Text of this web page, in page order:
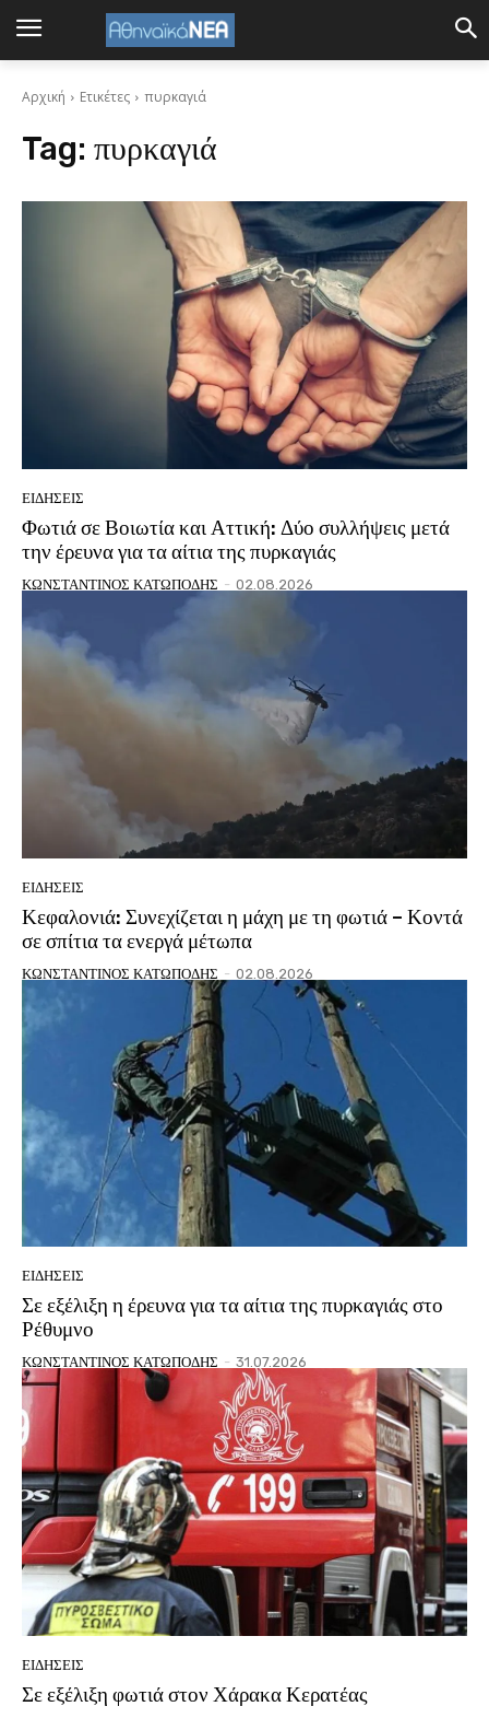
Αρχική Ετικέτες πυρκαγιά
Tag: πυρκαγιά
ΕΙΔΗΣΕΙΣ
Φωτιά σε Βοιωτία και Αττική: Δύο συλλήψεις μετά
την έρευνα για τα αίτια της πυρκαγιάς
ΚΩΝΣΤΑΝΤΙΝΟΣ ΚΑΤΩΠΟΔΗΣ - 02.08.2026
ΕΙΔΗΣΕΙΣ
Κεφαλονιά: Συνεχίζεται η μάχη με τη φωτιά – Κοντά
σε σπίτια τα ενεργά μέτωπα
ΚΩΝΣΤΑΝΤΙΝΟΣ ΚΑΤΩΠΟΔΗΣ - 02.08.2026
ΕΙΔΗΣΕΙΣ
Σε εξέλιξη η έρευνα για τα αίτια της πυρκαγιάς στο
Ρέθυμνο
ΚΩΝΣΤΑΝΤΙΝΟΣ ΚΑΤΩΠΟΔΗΣ - 31.07.2026
ΕΙΔΗΣΕΙΣ
Σε εξέλιξη φωτιά στον Χάρακα Κερατέας